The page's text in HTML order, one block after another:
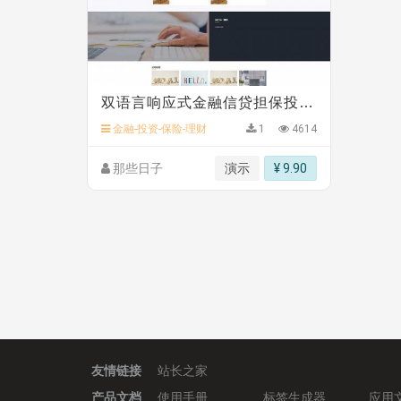
鸾**月 安装《 文件预览
C**y 安装《响应式多语言白色主题通用企业站
C**y 安装《双语言响应式科技通用模板
C**y 安装《双语言响应式科技通用模板
C**y 安装《双语言响应式科技通用模板
C**y 安装《双语言响应式科技通用模板
hk****71 安装《响应式大气家居公司模板
双语言响应式金融信贷担保投资风险类模板
金融-投资-保险-理财 1 4614
那些日子 演示 ¥ 9.90
友情链接
站长之家
产品文档
使用手册 标签生成器 应用